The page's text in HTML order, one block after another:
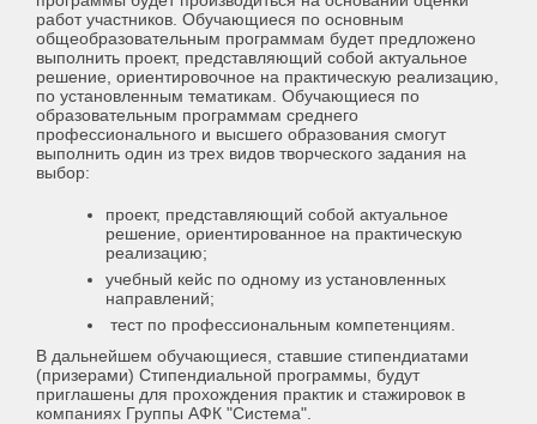
работ участников. Обучающиеся по основным
общеобразовательным программам будет предложено
выполнить проект, представляющий собой актуальное
решение, ориентировочное на практическую реализацию,
по установленным тематикам. Обучающиеся по
образовательным программам среднего
профессионального и высшего образования смогут
выполнить один из трех видов творческого задания на
выбор:
проект, представляющий собой актуальное
решение, ориентированное на практическую
реализацию;
учебный кейс по одному из установленных
направлений;
тест по профессиональным компетенциям.
В дальнейшем обучающиеся, ставшие стипендиатами
(призерами) Стипендиальной программы, будут
приглашены для прохождения практик и стажировок в
компаниях Группы АФК "Система".